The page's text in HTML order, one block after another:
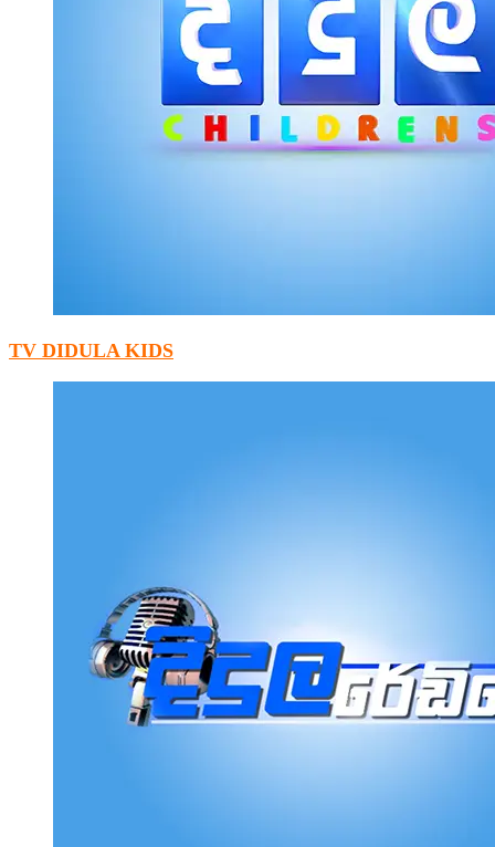
TV DIDULA KIDS